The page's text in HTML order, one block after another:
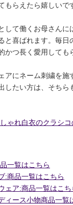
もらえたら嬉しいで
して働くお母さんに
と喜ばれます。毎日
かつ長く愛用しても
アにネーム刺繍を施
したい方は、そちら
ゃれ白衣のクラシコ
一覧はこちら
:商品一覧はこちら
ェア:商品一覧はこち
ィース小物商品一覧